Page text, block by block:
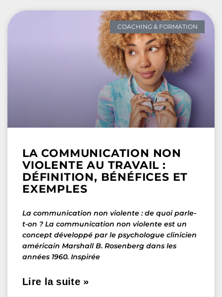
COACHING & FORMATION
LA COMMUNICATION NON
VIOLENTE AU TRAVAIL :
DÉFINITION, BÉNÉFICES ET
EXEMPLES
La communication non violente : de quoi parle-
t-on ? La communication non violente est un
concept développé par le psychologue clinicien
américain Marshall B. Rosenberg dans les
années 1960. Inspirée
Lire la suite »